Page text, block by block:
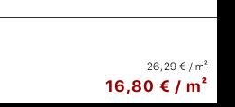
26,29 € / m²
16,80 € / m²